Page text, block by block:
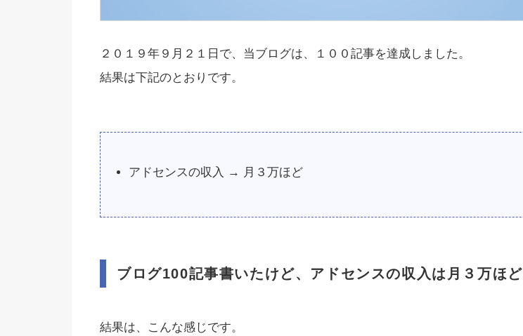
２０１９年９月２１日で、当ブログは、１００記事を達成しました。
結果は下記のとおりです。
アドセンスの収入 → 月３万ほど
ブログ100記事書いたけど、アドセンスの収入は月３万ほど
結果は、こんな感じです。